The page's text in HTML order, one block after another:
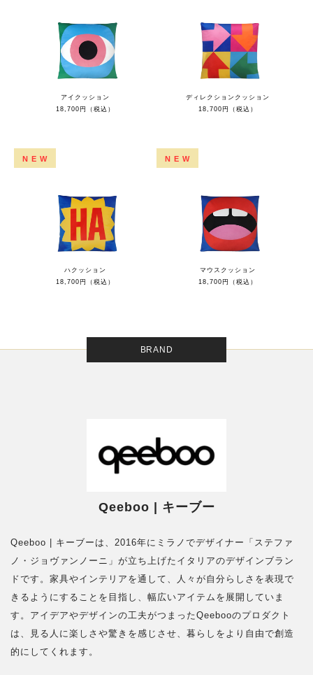
アイクッション
18,700円（税込）
ディレクションクッション
18,700円（税込）
NEW
ハクッション
18,700円（税込）
NEW
マウスクッション
18,700円（税込）
BRAND
Qeeboo | キーブー
Qeeboo | キーブーは、2016年にミラノでデザイナー「ステファ
ノ・ジョヴァンノーニ」が立ち上げたイタリアのデザインブラン
ドです。家具やインテリアを通して、人々が自分らしさを表現で
きるようにすることを目指し、幅広いアイテムを展開していま
す。アイデアやデザインの工夫がつまったQeebooのプロダクト
は、見る人に楽しさや驚きを感じさせ、暮らしをより自由で創造
的にしてくれます。